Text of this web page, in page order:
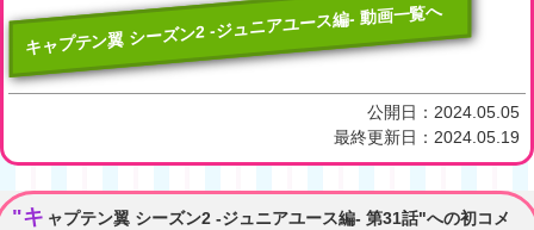
キャプテン翼 シーズン2 -ジュニアユース編- 動画一覧へ
公開日： 2024.05.05
最終更新日： 2024.05.19
"キ ャプテン翼 シーズン2 -ジュニアユース編- 第31話"への初コメ